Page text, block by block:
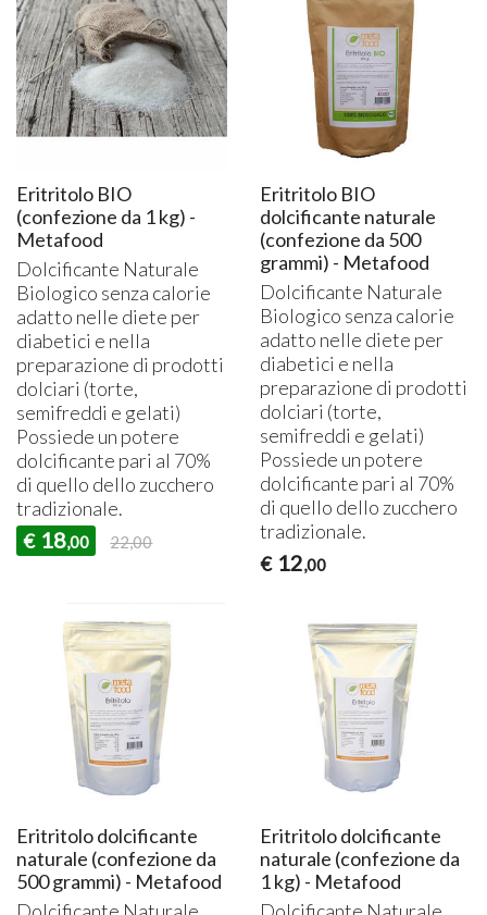
Eritritolo BIO
(confezione da 1 kg) -
Metafood
Dolcificante Naturale
Biologico senza calorie
adatto nelle diete per
diabetici e nella
preparazione di prodotti
dolciari (torte,
semifreddi e gelati)
Possiede un potere
dolcificante pari al 70%
di quello dello zucchero
tradizionale.
€ 18,00 22,00
Eritritolo BIO
dolcificante naturale
(confezione da 500
grammi) - Metafood
Dolcificante Naturale
Biologico senza calorie
adatto nelle diete per
diabetici e nella
preparazione di prodotti
dolciari (torte,
semifreddi e gelati)
Possiede un potere
dolcificante pari al 70%
di quello dello zucchero
tradizionale.
€ 12,00
Eritritolo dolcificante
naturale (confezione da
500 grammi) - Metafood
Eritritolo dolcificante
naturale (confezione da
1 kg) - Metafood